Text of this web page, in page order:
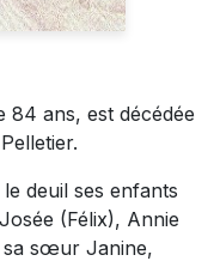
84 ans, est décédée
deuil ses enfants
(Félix), Annie
sa sœur Janine,